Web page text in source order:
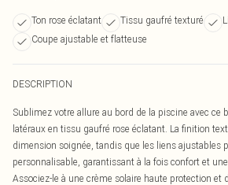
Ton rose éclatant Tissu gaufré texturé
Coupe ajustable et flatteuse
DESCRIPTION
Sublimez votre allure au bord de la piscine avec ce
latéraux en tissu gaufré rose éclatant. La finition
dimension soignée, tandis que les liens ajustables
personnalisable, garantissant à la fois confort et
Associez-le à une crème solaire haute protection et